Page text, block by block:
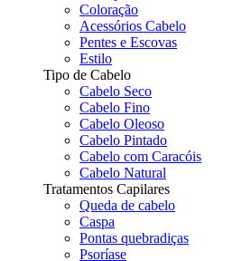
Coloração
Acessórios Cabelo
Pentes e Escovas
Estilo
Tipo de Cabelo
Cabelo Seco
Cabelo Fino
Cabelo Oleoso
Cabelo Pintado
Cabelo com Caracóis
Cabelo Natural
Tratamentos Capilares
Queda de cabelo
Caspa
Pontas quebradiças
Psoríase